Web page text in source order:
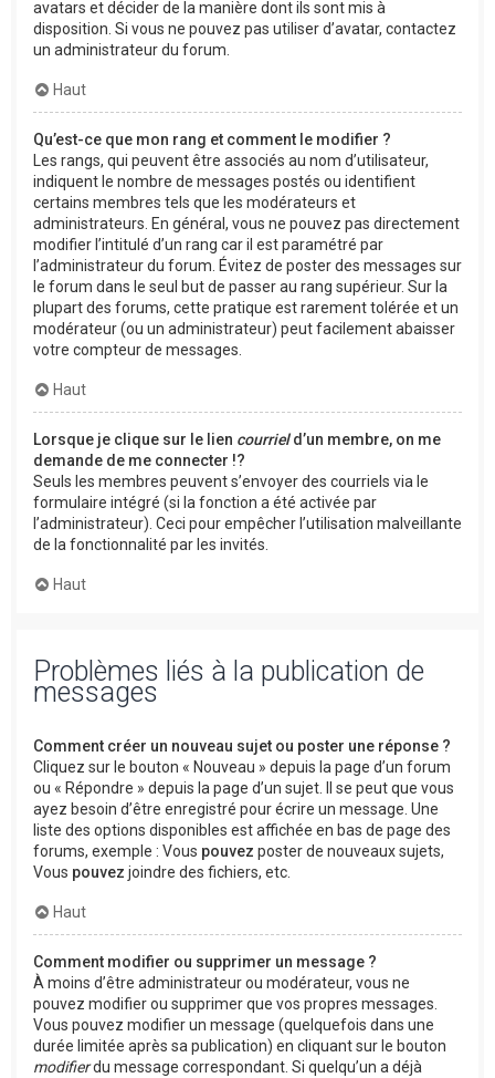
avatars et décider de la manière dont ils sont mis à
disposition. Si vous ne pouvez pas utiliser d’avatar, contactez
un administrateur du forum.
Haut
Qu’est-ce que mon rang et comment le modifier ?
Les rangs, qui peuvent être associés au nom d’utilisateur,
indiquent le nombre de messages postés ou identifient
certains membres tels que les modérateurs et
administrateurs. En général, vous ne pouvez pas directement
modifier l’intitulé d’un rang car il est paramétré par
l’administrateur du forum. Évitez de poster des messages sur
le forum dans le seul but de passer au rang supérieur. Sur la
plupart des forums, cette pratique est rarement tolérée et un
modérateur (ou un administrateur) peut facilement abaisser
votre compteur de messages.
Haut
Lorsque je clique sur le lien courrield’un membre, on me
demande de me connecter !?
Seuls les membres peuvent s’envoyer des courriels via le
formulaire intégré (si la fonction a été activée par
l’administrateur). Ceci pour empêcher l’utilisation malveillante
de la fonctionnalité par les invités.
Haut
Problèmes liés à la publication de
messages
Comment créer un nouveau sujet ou poster une réponse ?
Cliquez sur le bouton « Nouveau » depuis la page d’un forum
ou « Répondre » depuis la page d’un sujet. Il se peut que vous
ayez besoin d’être enregistré pour écrire un message. Une
liste des options disponibles est affichée en bas de page des
forums, exemple : Vous pouvez poster de nouveaux sujets,
Vous pouvez joindre des fichiers, etc.
Haut
Comment modifier ou supprimer un message ?
À moins d’être administrateur ou modérateur, vous ne
pouvez modifier ou supprimer que vos propres messages.
Vous pouvez modifier un message (quelquefois dans une
durée limitée après sa publication) en cliquant sur le bouton
modifierdu message correspondant. Si quelqu’un a déjà